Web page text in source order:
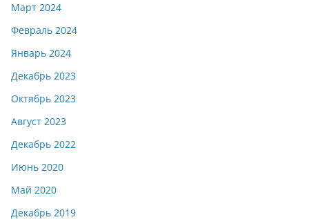
Март 2024
Февраль 2024
Январь 2024
Декабрь 2023
Октябрь 2023
Август 2023
Декабрь 2022
Июнь 2020
Май 2020
Декабрь 2019